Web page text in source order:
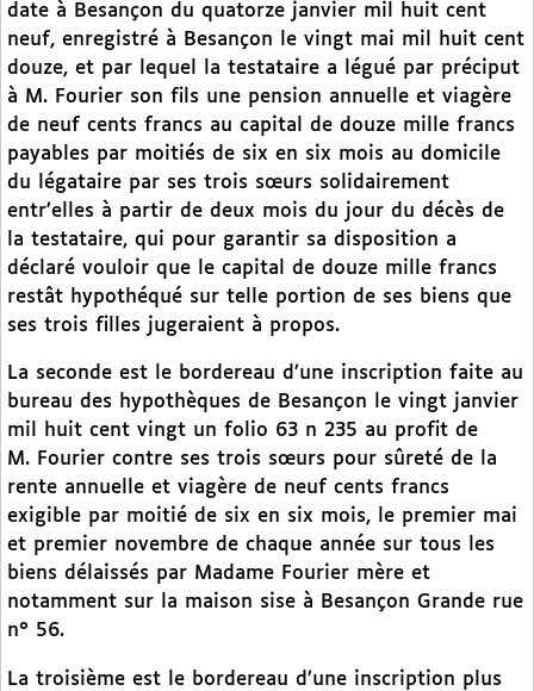
date à Besançon du quatorze janvier mil huit cent
neuf, enregistré à Besançon le vingt mai mil huit cent
douze, et par lequel la testataire a légué par préciput
à M. Fourier son fils une pension annuelle et viagère
de neuf cents francs au capital de douze mille francs
payables par moitiés de six en six mois au domicile
du légataire par ses trois sœurs solidairement
entr’elles à partir de deux mois du jour du décès de
la testataire, qui pour garantir sa disposition a
déclaré vouloir que le capital de douze mille francs
restât hypothéqué sur telle portion de ses biens que
ses trois filles jugeraient à propos.
La seconde est le bordereau d’une inscription faite au
bureau des hypothèques de Besançon le vingt janvier
mil huit cent vingt un folio 63 n 235 au profit de
M. Fourier contre ses trois sœurs pour sûreté de la
rente annuelle et viagère de neuf cents francs
exigible par moitié de six en six mois, le premier mai
et premier novembre de chaque année sur tous les
biens délaissés par Madame Fourier mère et
notamment sur la maison sise à Besançon Grande rue
n° 56.
La troisième est le bordereau d’une inscription plus